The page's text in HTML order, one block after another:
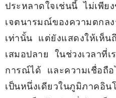
ประหลาดใจเช่นนี้ ไม่เพีย
เจตนารมณ์ของความตกลง
เท่านั้น แต่ยังแสดงให้เห็น
เสมอปลาย ในช่วงเวลาที่
การณ์ได้ และความเชื่อถือ
เป็นหนึ่งเดียวในภูมิภาคอิ